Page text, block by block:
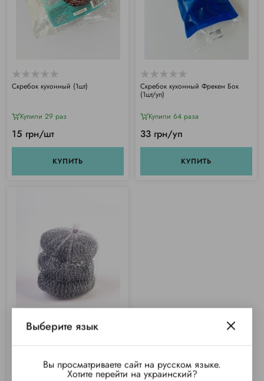
Скребок кухонный (1шт)
Купили 29 раз
15 грн/шт
КУПИТЬ
Скребок кухонный Фрекен Бок
(1шт/уп)
Купили 64 раза
33 грн/уп
КУПИТЬ
Выберите язык
Вы просматриваете сайт на русском языке.
Хотите перейти на украинский?